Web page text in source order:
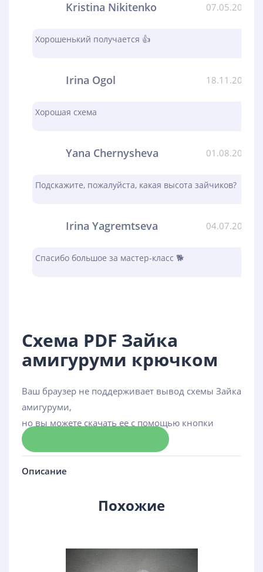
Kristina Nikitenko 07.05.2024
Хорошенький получается 👍
Irina Ogol 18.11.2023
Хорошая схема
Yana Chernysheva 01.08.2023
Подскажите, пожалуйста, какая высота зайчиков?
Irina Yagremtseva 04.07.2023
Спасибо большое за мастер-класс 🐕
Схема PDF Зайка
амигуруми крючком
Ваш браузер не поддерживает вывод схемы Зайка
амигуруми,
но вы можете скачать ее с помощью кнопки
Описание
Похожие